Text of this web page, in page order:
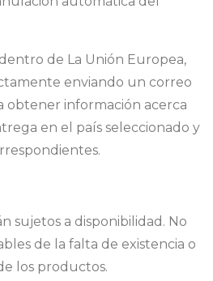
de La Unión Europea,
enviando un correo
obtener información acerca
en el país seleccionado y
sujetos a disponibilidad. No
de la falta de existencia o
los productos.